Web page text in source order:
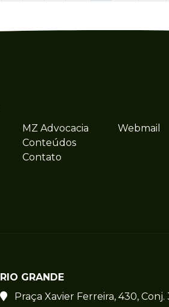
MZ Advocacia
Conteúdos
Contato
Webmail
RIO GRANDE
Praça Xavier Ferreira, 430, Conj.